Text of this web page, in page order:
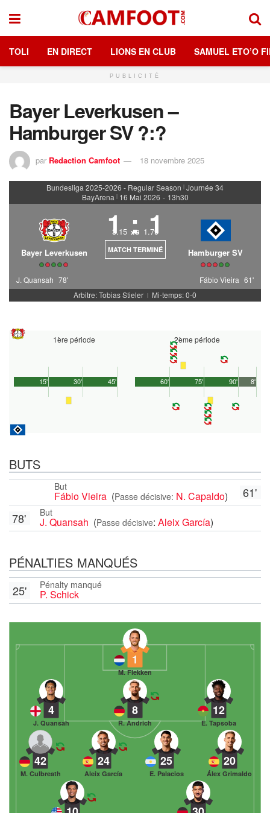
TOLI EN DIRECT LIONS EN CLUB SAMUEL ETO’O
PUBLICITÉ
Bayer Leverkusen –
Hamburger SV ?:?
par Redaction Camfoot 18 novembre 2025
Bundesliga 2025-2026 - Regular Season | Journée 34
BayArena | 16 Mai 2026 - 13h30
Bayer Leverkusen
1 : 1
3.15 xG 1.79
MATCH TERMINÉ Hamburger SV
J. Quansah 78' Fábio Vieira 61'
Arbitre: Tobias Stieler | Mi-temps: 0-0
1ère période
45'
15' 30'
2ème période
90'
60' 75' 8'
BUTS
61'
But
Fábio Vieira (Passe décisive: N. Capaldo)
But
J. Quansah (Passe décisive: Aleix García)
78'
PÉNALTIES MANQUÉS
Pénalty manqué
P. Schick
25'
1
M. Flekken
12
E. Tapsoba
8
R. Andrich
4
J. Quansah
20
Álex Grimaldo
25
E. Palacios
24
Aleix García
42
M. Culbreath